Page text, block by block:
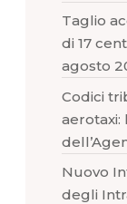
Taglio
di 17
agosto
Codici
aerotaxi:
Nuovo
degli